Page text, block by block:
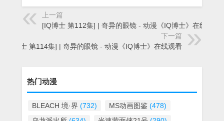
上一篇
[IQ博士 第112集] | 奇异的眼镜 - 动漫《IQ博士》在线观看
下一篇
[IQ博士 第114集] | 奇异的眼镜 - 动漫《IQ博士》在线观看
热门动漫
BLEACH 境·界 (732) MS动画图鉴 (478)